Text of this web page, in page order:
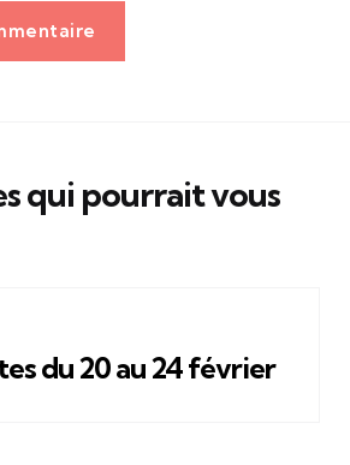
qui pourrait vous
du 20 au 24 février